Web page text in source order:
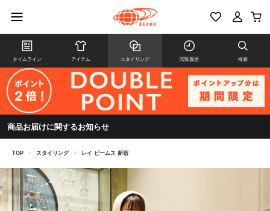
タイムライン アイテム スタイリング 閲覧履歴 検索
商品お届けに関するお知らせ
TOP > スタイリング > レイ ビームス 新宿